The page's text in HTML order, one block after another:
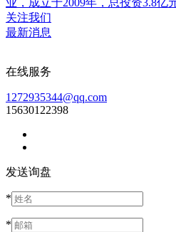
关注我们
最新消息
在线服务
1272935344@qq.com
15630122398
发送询盘
*
*